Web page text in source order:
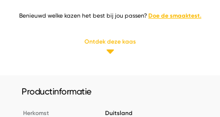
Benieuwd welke kazen het best bij jou passen? Doe de smaaktest.
Ontdek deze kaas
Productinformatie
Herkomst
Duitsland